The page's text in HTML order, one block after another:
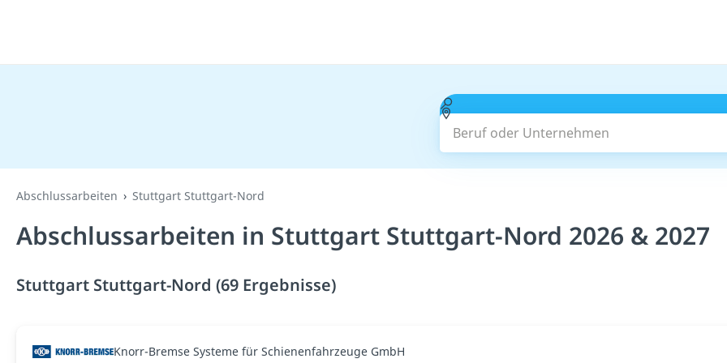
Beruf oder Unternehmen
Abschlussarbeiten Stuttgart Stuttgart-Nord
Abschlussarbeiten in Stuttgart Stuttgart-Nord 2026 & 2027
Stuttgart Stuttgart-Nord (69 Ergebnisse)
Knorr-Bremse Systeme für Schienenfahrzeuge GmbH